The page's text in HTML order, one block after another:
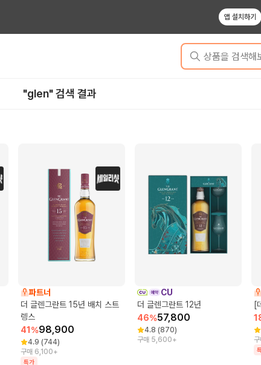
앱 설치하기
상품을 검색해
"glen" 검색 결과
파트너
더 글렌그란트 15년 배치 스트
렝스
41 %98,900
4.9 (744)
구매 6,100+
특가
CU
더 글렌그란트 12년
46%57,800
4.8 (870)
구매 5,600+
[